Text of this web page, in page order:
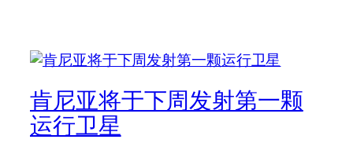
肯尼亚将于下周发射第一颗
运行卫星